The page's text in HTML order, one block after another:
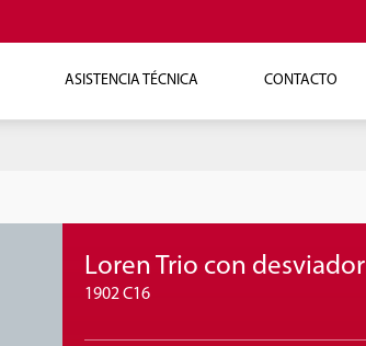
ASISTENCIA TÉCNICA CONTACTO
Loren Trio con desviador
1902 C16